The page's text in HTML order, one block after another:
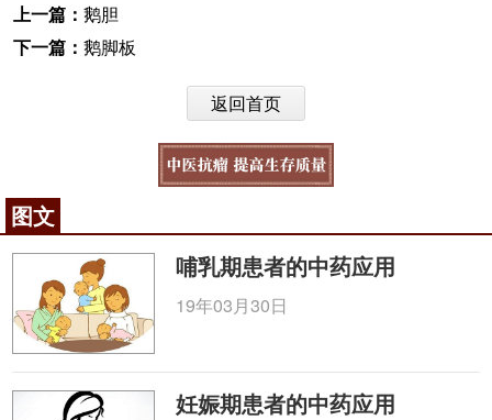
上一篇： 鹅胆
下一篇： 鹅脚板
返回首页
图文
哺乳期患者的中药应用
19年03月30日
妊娠期患者的中药应用